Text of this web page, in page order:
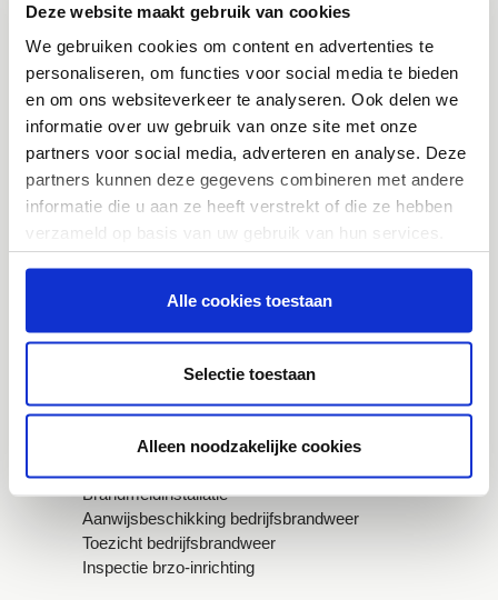
Deze website maakt gebruik van cookies
We gebruiken cookies om content en advertenties te
personaliseren, om functies voor social media te bieden
en om ons websiteverkeer te analyseren. Ook delen we
informatie over uw gebruik van onze site met onze
partners voor social media, adverteren en analyse. Deze
partners kunnen deze gegevens combineren met andere
informatie die u aan ze heeft verstrekt of die ze hebben
verzameld op basis van uw gebruik van hun services.
Marketing
Alle cookies toestaan
Selectie toestaan
Alleen noodzakelijke cookies
Publicaties
Regionaal crisisplan
Standaard- en maatwerkadvies ruimtelijke
ontwikkelingen
Werkwijzer risicobeheersing
Jaaroverzicht 2025
Brandveilig leven
Risicocommunicatie
Bedrijven
Brandmeldinstallatie
Aanwijsbeschikking bedrijfsbrandweer
Toezicht bedrijfsbrandweer
Inspectie brzo-inrichting